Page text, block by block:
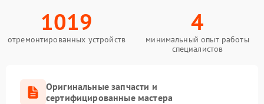
1019
отремонтированных устройств
4
минимальный опыт работы
специалистов
Оригинальные запчасти и
сертифицированные мастера